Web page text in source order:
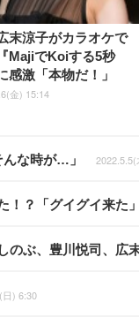
末涼子がカラオケで
MajiでKoiする5秒
感激「本物だ！」
金) 15:14
な時が…」
？「グイグイ来た」
のぶ、豊川悦司、広
日) 6:30